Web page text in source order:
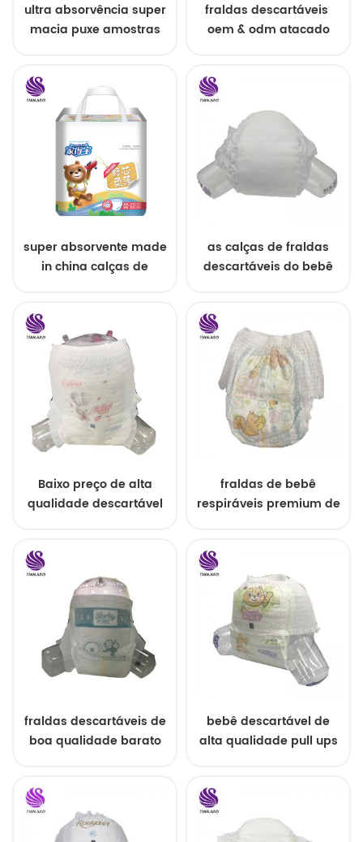
ultra absorvência super
macia puxe amostras
fraldas descartáveis ​​
oem & odm atacado
super absorvente made
in china calças de
as calças de fraldas
descartáveis ​​do bebê
Baixo preço de alta
qualidade descartável
fraldas de bebê
respiráveis ​​premium de
fraldas descartáveis ​​de
boa qualidade barato
bebê descartável de
alta qualidade pull ups